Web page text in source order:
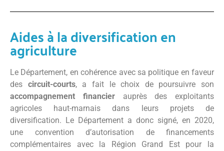
Aides à la diversification en
agriculture
Le Département, en cohérence avec sa politique en faveur
des circuit-courts, a fait le choix de poursuivre son
accompagnement financierauprès des exploitants
agricoles haut-marnais dans leurs projets de
diversification. Le Département a donc signé, en 2020,
une convention d’autorisation de financements
complémentaires avec la Région Grand Est pour la